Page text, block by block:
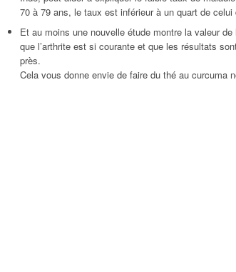
70 à 79 ans, le taux est inférieur à un quart de
Et au moins une nouvelle étude montre la valeur
que l’arthrite est si courante et que les résultats
près.
Cela vous donne envie de faire du thé au curcuma